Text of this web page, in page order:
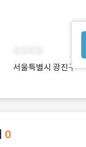
서울특별시 광진구
0